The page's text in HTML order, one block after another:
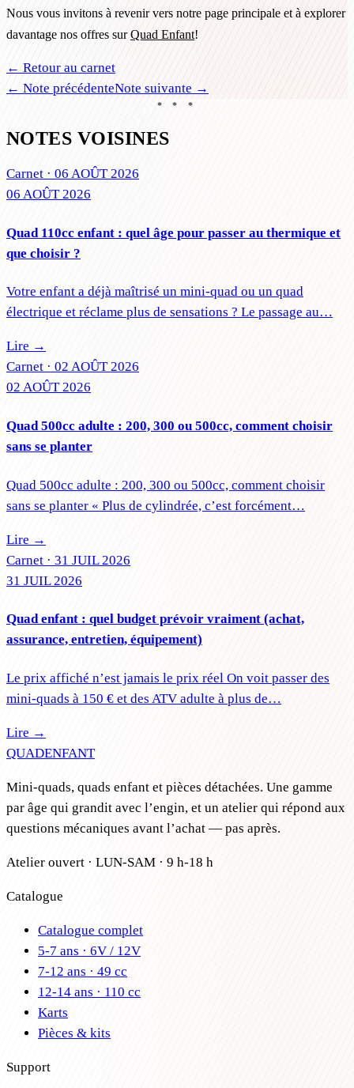
Nous vous invitons à revenir vers notre page principale et à explorer
davantage nos offres surQuad Enfant!
← Retour au carnet
← Note précédenteNote suivante →
* * *
NOTES VOISINES
Carnet · 06 AOÛT 2026
06 AOÛT 2026
Quad 110cc enfant : quel âge pour passer au thermique et
que choisir ?
Votre enfant a déjà maîtrisé un mini-quad ou un quad
électrique et réclame plus de sensations ? Le passage au…
Lire →
Carnet · 02 AOÛT 2026
02 AOÛT 2026
Quad 500cc adulte : 200, 300 ou 500cc, comment choisir
sans se planter
Quad 500cc adulte : 200, 300 ou 500cc, comment choisir
sans se planter « Plus de cylindrée, c’est forcément…
Lire →
Carnet · 31 JUIL 2026
31 JUIL 2026
Quad enfant : quel budget prévoir vraiment (achat,
assurance, entretien, équipement)
Le prix affiché n’est jamais le prix réel On voit passer des
mini-quads à 150 € et des ATV adulte à plus de…
Lire →
QUADENFANT
Mini-quads, quads enfant et pièces détachées. Une gamme
par âge qui grandit avec l’engin, et un atelier qui répond aux
questions mécaniques avant l’achat — pas après.
Atelier ouvert · LUN-SAM · 9 h-18 h
Catalogue
Catalogue complet
5-7 ans · 6V / 12V
7-12 ans · 49 cc
12-14 ans · 110 cc
Karts
Pièces & kits
Support